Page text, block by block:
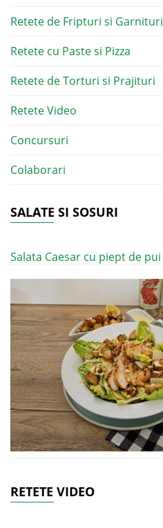
Retete de Fripturi si Garnituri
Retete cu Paste si Pizza
Retete de Torturi si Prajituri
Retete Video
Concursuri
Colaborari
SALATE SI SOSURI
Salata Caesar cu piept de pui
RETETE VIDEO